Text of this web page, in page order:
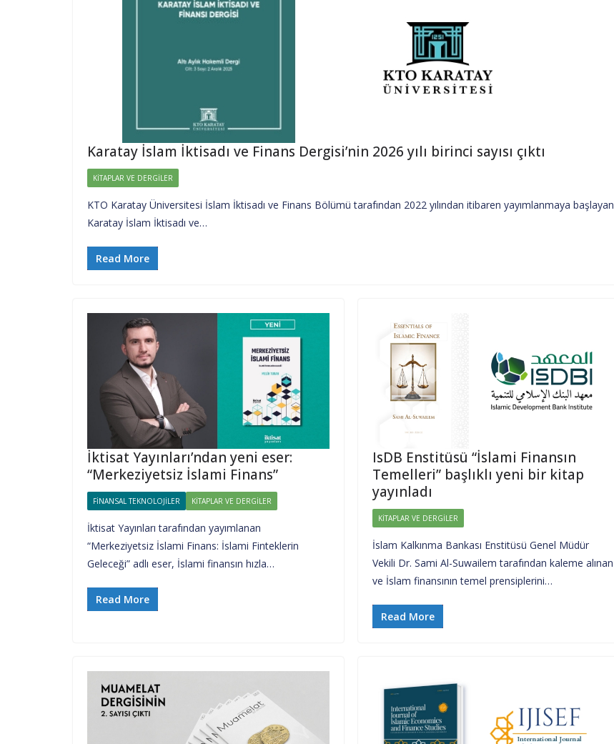
Karatay İslam İktisadı ve Finans Dergisi’nin 2026 yılı birinci sayısı çıktı
KITAPLAR VE DERGILER
KTO Karatay Üniversitesi İslam İktisadı ve Finans Bölümü tarafından 2022 yılından itibaren yayımlanmaya başlayan
Karatay İslam İktisadı ve…
Read More
İktisat Yayınları’ndan yeni eser:
“Merkeziyetsiz İslami Finans”
FINANSAL TEKNOLOJILER KITAPLAR VE DERGILER
İktisat Yayınları tarafından yayımlanan
“Merkeziyetsiz İslami Finans: İslami Finteklerin
Geleceği” adlı eser, İslami finansın hızla…
Read More
IsDB Enstitüsü “İslami Finansın
Temelleri” başlıklı yeni bir kitap
yayınladı
KITAPLAR VE DERGILER
İslam Kalkınma Bankası Enstitüsü Genel Müdür
Vekili Dr. Sami Al-Suwailem tarafından kaleme alınan
ve İslam finansının temel prensiplerini…
Read More